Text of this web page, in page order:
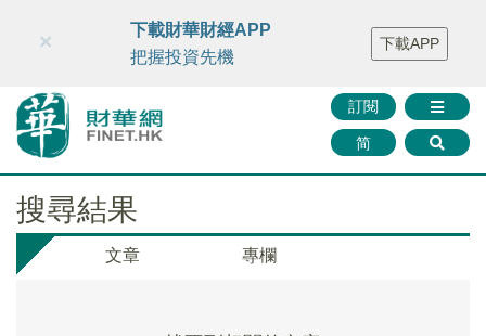
財華智庫網 FINTV FINMETA 財華證券 媒體矩陣
智庫沙龍
聯絡我們
訂閱
简
×
下載財華財經APP
把握投資先機
下載APP
搜尋結果
文章 專欄